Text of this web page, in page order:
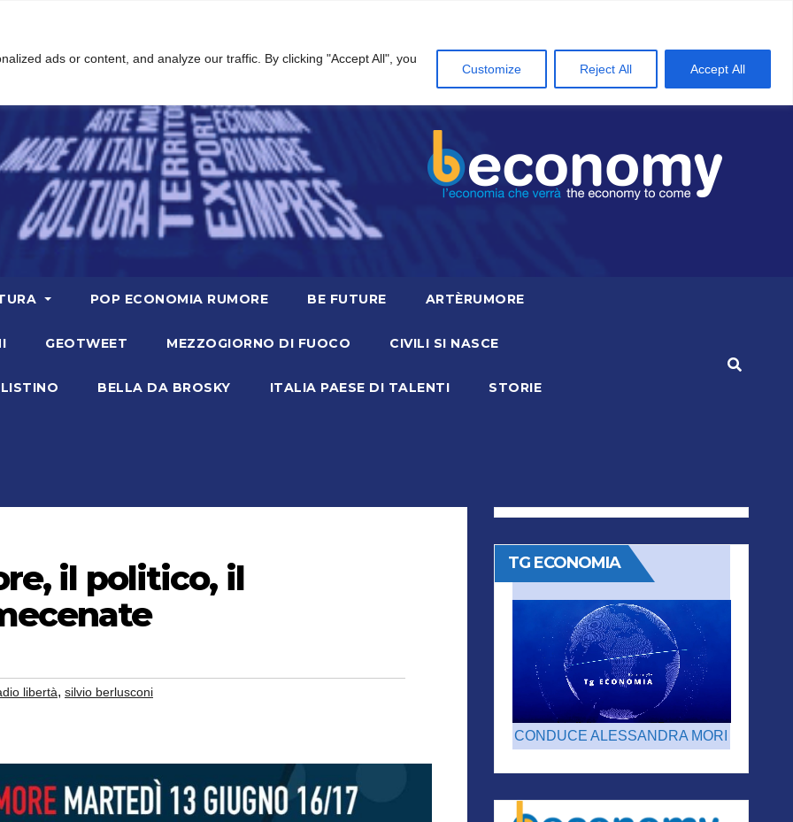
ads or content, and analyze our traffic. By clicking "Accept All", you
Customize Reject All Accept All
POP ECONOMIA RUMORE BE FUTURE ARTÈRUMORE
GEOTWEET MEZZOGIORNO DI FUOCO CIVILI SI NASCE
BELLA DA BROSKY ITALIA PAESE DI TALENTI STORIE
il politico, il
libertà, silvio berlusconi
TG ECONOMIA
CONDUCE ALESSANDRA MORI